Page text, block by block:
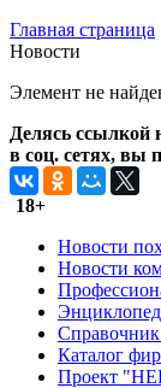
Главная страница
Новости
Элемент не
Делясь ссылкой
в соц. сетях, вы
18+
Новости
Новости
Справочник
Каталог
Проект